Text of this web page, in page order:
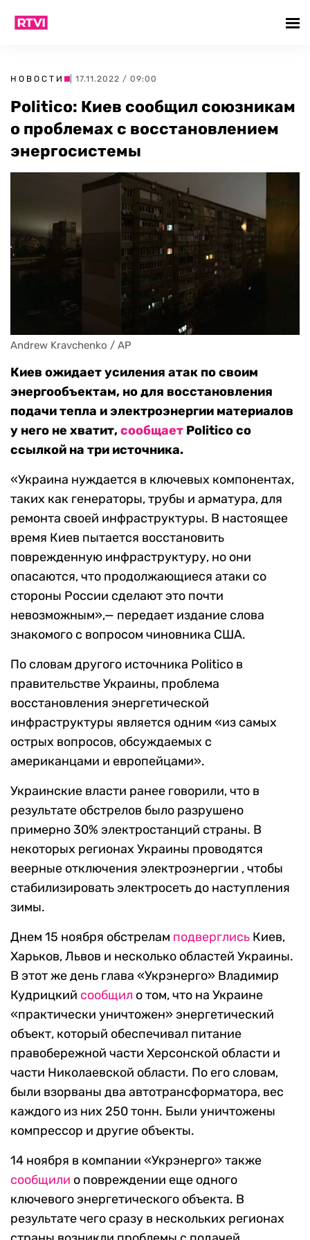
НОВОСТИ | 17.11.2022 / 09:00
Politico: Киев сообщил союзникам
о проблемах с восстановлением
энергосистемы
Andrew Kravchenko / AP
Киев ожидает усиления атак по своим
энергообъектам, но для восстановления
подачи тепла и электроэнергии материалов
у него не хватит,сообщает Politico со
ссылкой на три источника.
«Украина нуждается в ключевых компонентах,
таких как генераторы, трубы и арматура, для
ремонта своей инфраструктуры. В настоящее
время Киев пытается восстановить
поврежденную инфраструктуру, но они
опасаются, что продолжающиеся атаки со
стороны России сделают это почти
невозможным»,— передает издание слова
знакомого с вопросом чиновника США.
По словам другого источника Politico в
правительстве Украины, проблема
восстановления энергетической
инфраструктуры является одним «из самых
острых вопросов, обсуждаемых с
американцами и европейцами».
Украинские власти ранее говорили, что в
результате обстрелов было разрушено
примерно 30% электростанций страны. В
некоторых регионах Украины проводятся
веерные отключения электроэнергии , чтобы
стабилизировать электросеть до наступления
зимы.
Днем 15 ноября обстрелам подверглись Киев,
Харьков, Львов и несколько областей Украины.
В этот же день глава «Укрэнерго» Владимир
Кудрицкий сообщил о том, что на Украине
«практически уничтожен» энергетический
объект, который обеспечивал питание
правобережной части Херсонской области и
части Николаевской области. По его словам,
были взорваны два автотрансформатора, вес
каждого из них 250 тонн. Были уничтожены
компрессор и другие объекты.
14 ноября в компании «Укрэнерго» также
сообщили о повреждении еще одного
ключевого энергетического объекта. В
результате чего сразу в нескольких регионах